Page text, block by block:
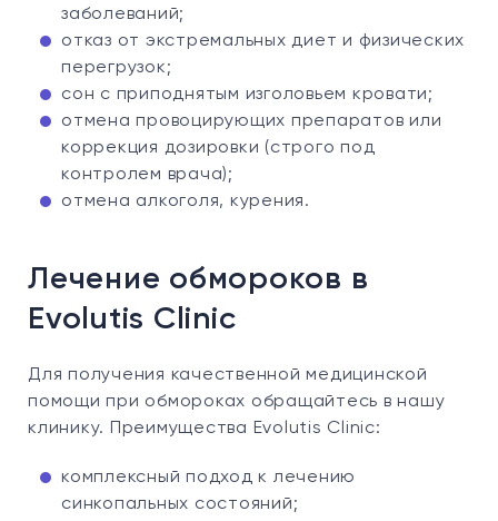
заболеваний;
отказ от экстремальных диет и физических
перегрузок;
сон с приподнятым изголовьем кровати;
отмена провоцирующих препаратов или
коррекция дозировки (строго под
контролем врача);
отмена алкоголя, курения.
Лечение обмороков в
Evolutis Clinic
Для получения качественной медицинской
помощи при обмороках обращайтесь в нашу
клинику. Преимущества Evolutis Clinic:
комплексный подход к лечению
синкопальных состояний;